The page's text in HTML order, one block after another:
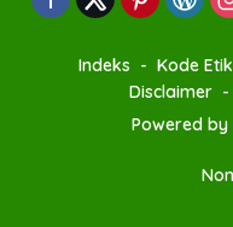
Indeks Kode Etik
Disclaimer
Powered